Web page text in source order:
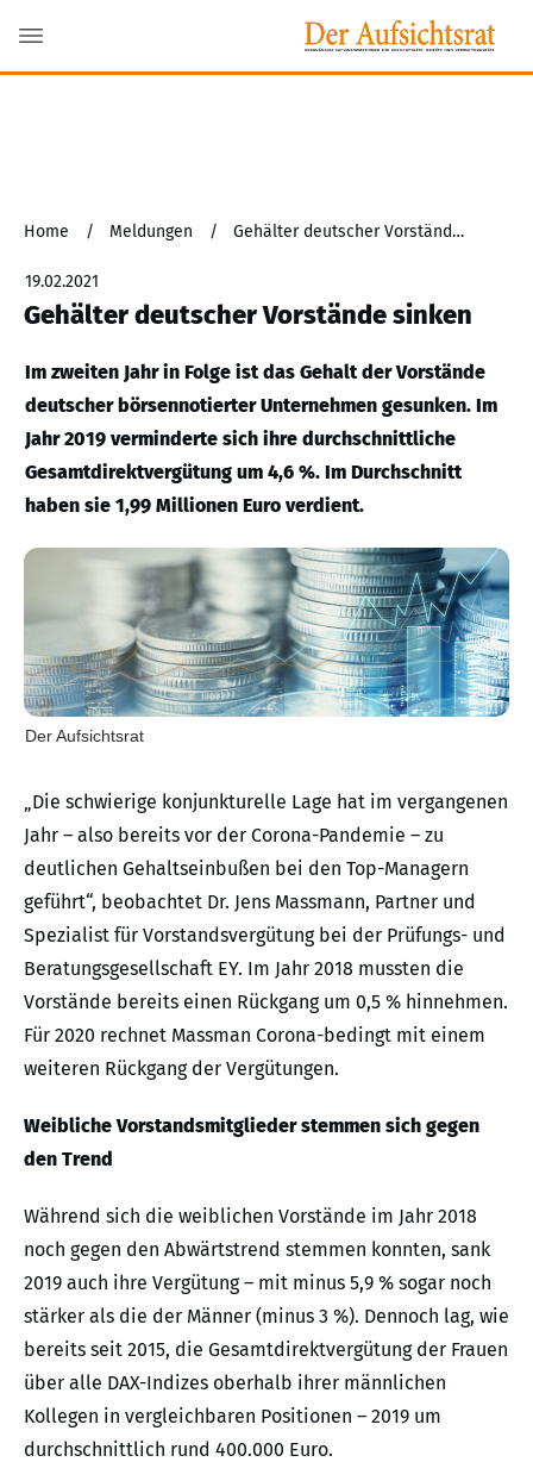
Home / Meldungen / Gehälter deutscher Vorstände sinken
19.02.2021
Gehälter deutscher Vorstände sinken
Im zweiten Jahr in Folge ist das Gehalt der Vorstände
deutscher börsennotierter Unternehmen gesunken. Im
Jahr 2019 verminderte sich ihre durchschnittliche
Gesamtdirektvergütung um 4,6 %. Im Durchschnitt
haben sie 1,99 Millionen Euro verdient.
Der Aufsichtsrat
„Die schwierige konjunkturelle Lage hat im vergangenen
Jahr – also bereits vor der Corona-Pandemie – zu
deutlichen Gehaltseinbußen bei den Top-Managern
geführt“, beobachtet Dr. Jens Massmann, Partner und
Spezialist für Vorstandsvergütung bei der Prüfungs- und
Beratungsgesellschaft EY. Im Jahr 2018 mussten die
Vorstände bereits einen Rückgang um 0,5 % hinnehmen.
Für 2020 rechnet Massman Corona-bedingt mit einem
weiteren Rückgang der Vergütungen.
Weibliche Vorstandsmitglieder stemmen sich gegen
den Trend
Während sich die weiblichen Vorstände im Jahr 2018
noch gegen den Abwärtstrend stemmen konnten, sank
2019 auch ihre Vergütung – mit minus 5,9 % sogar noch
stärker als die der Männer (minus 3 %). Dennoch lag, wie
bereits seit 2015, die Gesamtdirektvergütung der Frauen
über alle DAX-Indizes oberhalb ihrer männlichen
Kollegen in vergleichbaren Positionen – 2019 um
durchschnittlich rund 400.000 Euro.